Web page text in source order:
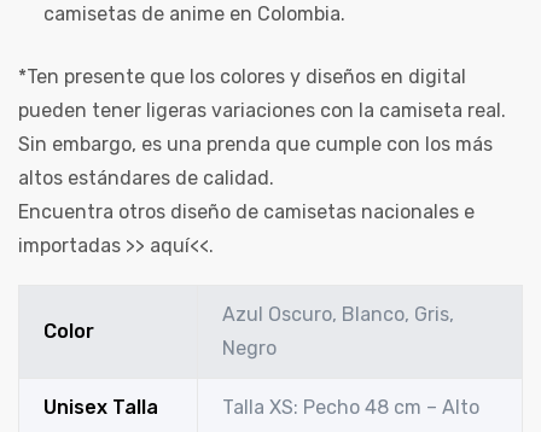
camisetas de anime en Colombia.
*Ten presente que los colores y diseños en digital
pueden tener ligeras variaciones con la camiseta real.
Sin embargo, es una prenda que cumple con los más
altos estándares de calidad.
Encuentra otros diseño de camisetas nacionales e
importadas >> aquí<<.
Color
Azul Oscuro, Blanco, Gris,
Negro
Unisex Talla
Talla XS: Pecho 48 cm – Alto